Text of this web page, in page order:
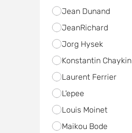
Jean Dunand
JeanRichard
Jorg Hysek
Konstantin Chaykin
Laurent Ferrier
L'epee
Louis Moinet
Maikou Bode